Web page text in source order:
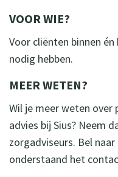
VOOR WIE?
Voor cliënten binnen
nodig hebben.
MEER WETEN?
Wil je meer weten over
advies bij Sius? Neem
zorgadviseurs. Bel
onderstaand het